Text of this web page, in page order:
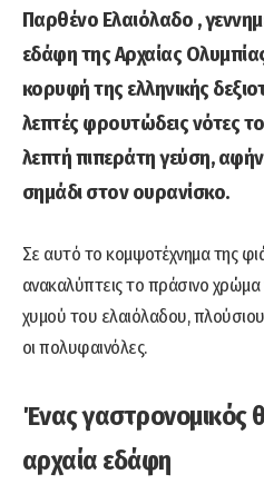
Παρθένο Ελαιόλαδο ,
εδάφη της Αρχαίας
κορυφή της ελληνικής
λεπτές φρουτώδεις νότες
λεπτή πιπεράτη γεύση,
σημάδι στον ουρανίσκο.
Σε αυτό το κομψοτέχνημα της
ανακαλύπτεις το πράσινο
χυμού του ελαιόλαδου,
οι πολυφαινόλες.
Ένας γαστρονομικός
αρχαία εδάφη